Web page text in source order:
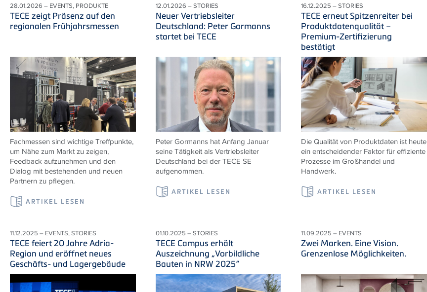
28.01.2026 – EVENTS, PRODUKTE
TECE zeigt Präsenz auf den
regionalen Frühjahrsmessen
Fachmessen sind wichtige Treffpunkte,
um Nähe zum Markt zu zeigen,
Feedback aufzunehmen und den
Dialog mit bestehenden und neuen
Partnern zu pflegen.
ARTIKEL LESEN
12.01.2026 – STORIES
Neuer Vertriebsleiter
Deutschland: Peter Gormanns
startet bei TECE
Peter Gormanns hat Anfang Januar
seine Tätigkeit als Vertriebsleiter
Deutschland bei der TECE SE
aufgenommen.
ARTIKEL LESEN
16.12.2025 – STORIES
TECE erneut Spitzenreiter bei
Produktdatenqualität –
Premium-Zertifizierung
bestätigt
Die Qualität von Produktdaten ist heute
ein entscheidender Faktor für effiziente
Prozesse im Großhandel und
Handwerk.
ARTIKEL LESEN
11.12.2025 – EVENTS, STORIES
TECE feiert 20 Jahre Adria-
Region und eröffnet neues
Geschäfts- und Lagergebäude
01.10.2025 – STORIES
TECE Campus erhält
Auszeichnung „Vorbildliche
Bauten in NRW 2025“
11.09.2025 – EVENTS
Zwei Marken. Eine Vision.
Grenzenlose Möglichkeiten.